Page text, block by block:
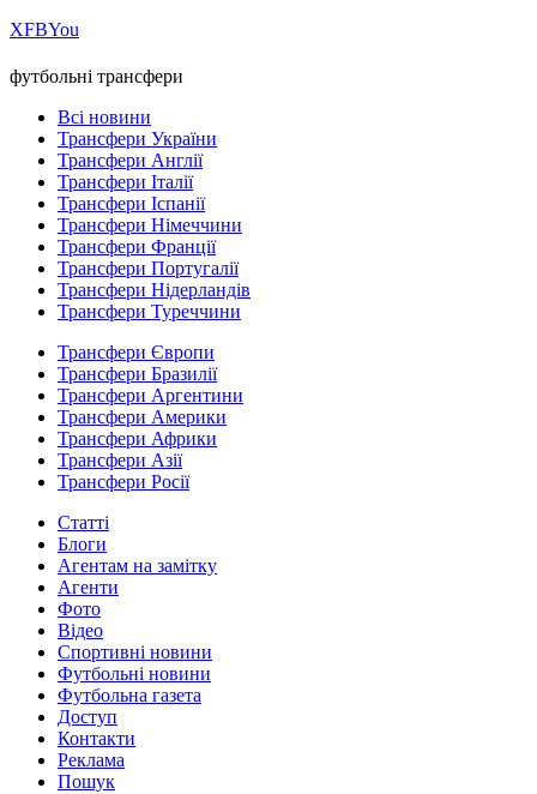
ХFBYou
футбольні трансфери
Всі новини
Трансфери України
Трансфери Англії
Трансфери Італії
Трансфери Іспанії
Трансфери Німеччини
Трансфери Франції
Трансфери Португалії
Трансфери Нідерландів
Трансфери Туреччини
Трансфери Європи
Трансфери Бразилії
Трансфери Аргентини
Трансфери Америки
Трансфери Африки
Трансфери Азії
Трансфери Росії
Статті
Блоги
Агентам на замітку
Агенти
Фото
Відео
Спортивні новини
Футбольні новини
Футбольна газета
Доступ
Контакти
Реклама
Пошук